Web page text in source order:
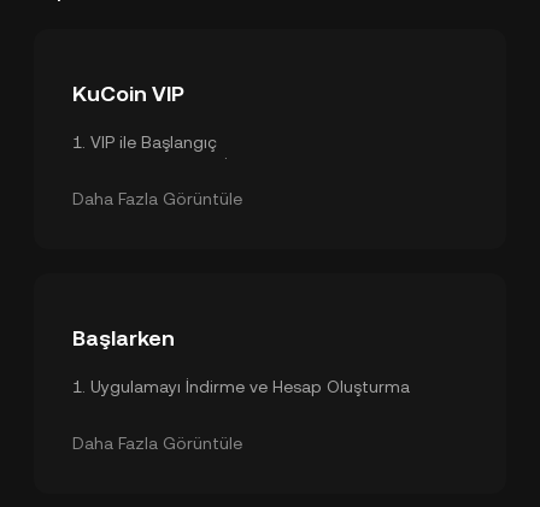
KuCoin VIP
1
VIP ile Başlangıç
3
VIP Avantajları Özeti
Daha Fazla Görüntüle
Başlarken
1
Uygulamayı İndirme ve Hesap Oluşturma
3
KYC Doğrulaması
Daha Fazla Görüntüle